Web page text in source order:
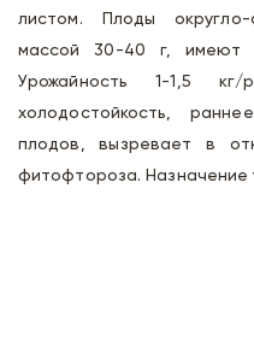
листом. Плоды округло-
массой 30-40 г, имеют
Урожайность 1-1,5 кг/
холодостойкость,
плодов, вызревает в
фитофтороза. Назначение